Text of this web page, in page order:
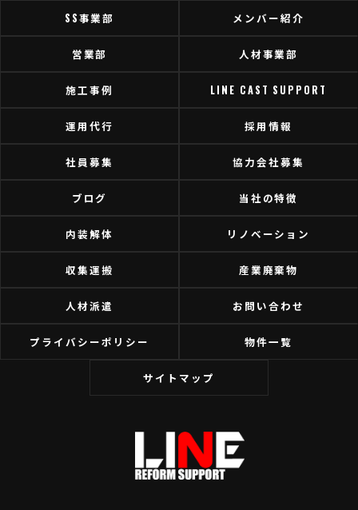
SS事業部 メンバー紹介
営業部 人材事業部
施工事例 LINE CAST SUPPORT
運用代行 採用情報
社員募集 協力会社募集
ブログ 当社の特徴
内装解体 リノベーション
収集運搬 産業廃棄物
人材派遣 お問い合わせ
プライバシーポリシー 物件一覧
サイトマップ